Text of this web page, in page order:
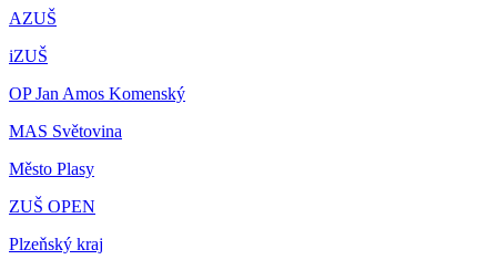
AZUŠ
iZUŠ
OP Jan Amos Komenský
MAS Světovina
Město Plasy
ZUŠ OPEN
Plzeňský kraj